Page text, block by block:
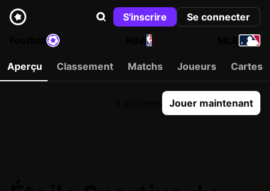
S'inscrire
Se connecter
NBA
Aperçu Classement Matchs Joueurs Cartes
Jouer maintenant